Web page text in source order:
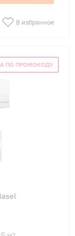
В избранное
ПО ПРОМОКОДУ